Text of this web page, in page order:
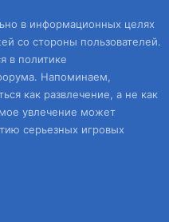
в информационных целях
со стороны пользователей.
в политике
Напоминаем,
как развлечение, а не как
увлечение может
серьезных игровых